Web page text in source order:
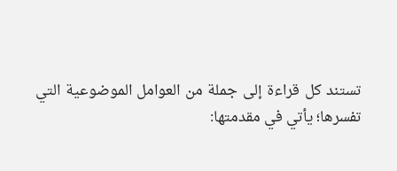
تستند كل قراءة إلى جملة من العوامل الموضوعية التي
تفسرها؛ يأتي في مقدمتها: